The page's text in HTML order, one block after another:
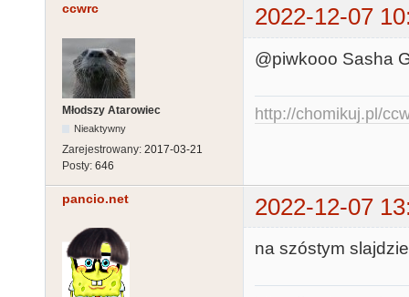
ccwrc 2022-12-07
Młodszy Atarowiec
Nieaktywny
Zarejestrowany: 2017-03-21
Posty: 646
@piwkooo Sasha
http://chomikuj.pl/
pancio.net 2022-12-07
na szóstym